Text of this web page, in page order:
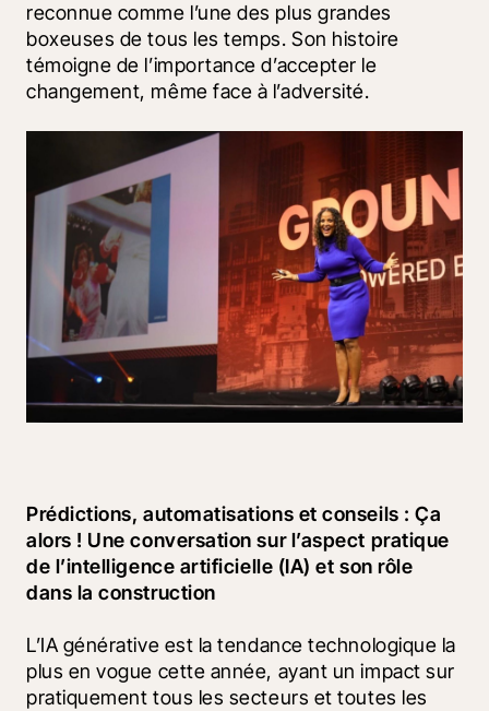
reconnue comme l’une des plus grandes
boxeuses de tous les temps. Son histoire
témoigne de l’importance d’accepter le
changement, même face à l’adversité.
Prédictions, automatisations et conseils : Ça
alors ! Une conversation sur l’aspect pratique
de l’intelligence artificielle (IA) et son rôle
dans la construction
L’IA générative est la tendance technologique la
plus en vogue cette année, ayant un impact sur
pratiquement tous les secteurs et toutes les